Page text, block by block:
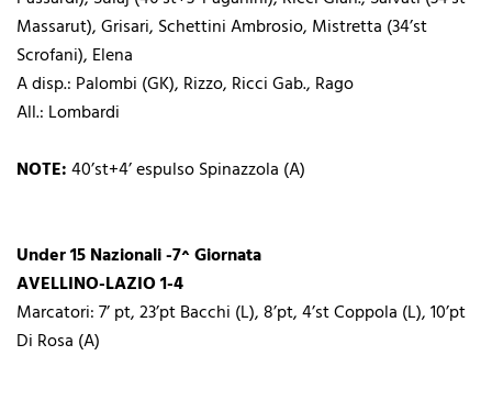
Massarut), Grisari, Schettini Ambrosio, Mistretta (34’st
Scrofani), Elena
A disp.: Palombi (GK), Rizzo, Ricci Gab., Rago
All.: Lombardi
NOTE:40’st+4’ espulso Spinazzola (A)
Under 15 Nazionali -7^ Giornata
AVELLINO-LAZIO 1-4
Marcatori: 7’ pt, 23’pt Bacchi (L), 8’pt, 4’st Coppola (L), 10’pt
Di Rosa (A)